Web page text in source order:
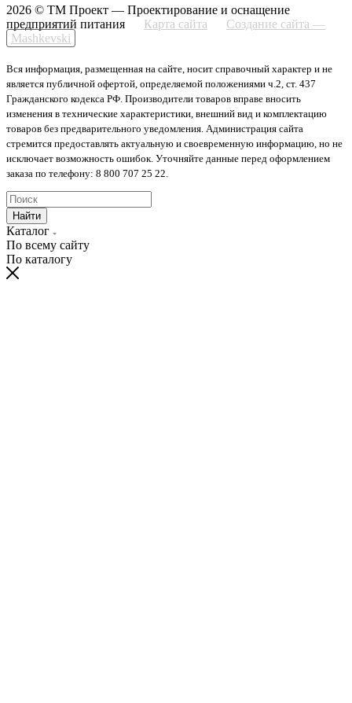
2026 © ТМ Проект — Проектирование и оснащение
предприятий питания
Карта сайта
Создание сайта —
Mashkevski
Вся информация, размещенная на сайте, носит справочный характер и не
является публичной офертой, определяемой положениями ч.2, ст. 437
Гражданского кодекса РФ. Производители товаров вправе вносить
изменения в технические характеристики, внешний вид и комплектацию
товаров без предварительного уведомления. Администрация сайта
стремится предоставлять актуальную и своевременную информацию, но не
исключает возможность ошибок. Уточняйте данные перед оформлением
заказа по телефону: 8 800 707 25 22.
Найти
Каталог
По всему сайту
По каталогу